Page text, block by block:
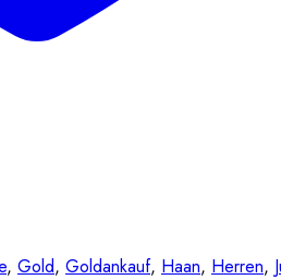
, Gold, Goldankauf, Haan, Herren,